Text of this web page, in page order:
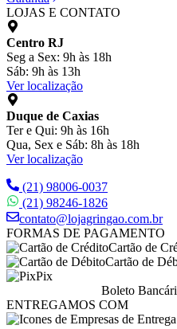
LOJAS E CONTATO
Centro RJ
Seg a Sex: 9h às 18h
Sáb: 9h às 13h
Ver localização
Duque de Caxias
Ter e Qui: 9h às 16h
Qua, Sex e Sáb: 8h às 18h
Ver localização
(21) 98006-0037
(21) 98246-1826
contato@lojagringao.com.br
FORMAS DE PAGAMENTO
Cartão de
Cartão de
Pix
Boleto
ENTREGAMOS COM